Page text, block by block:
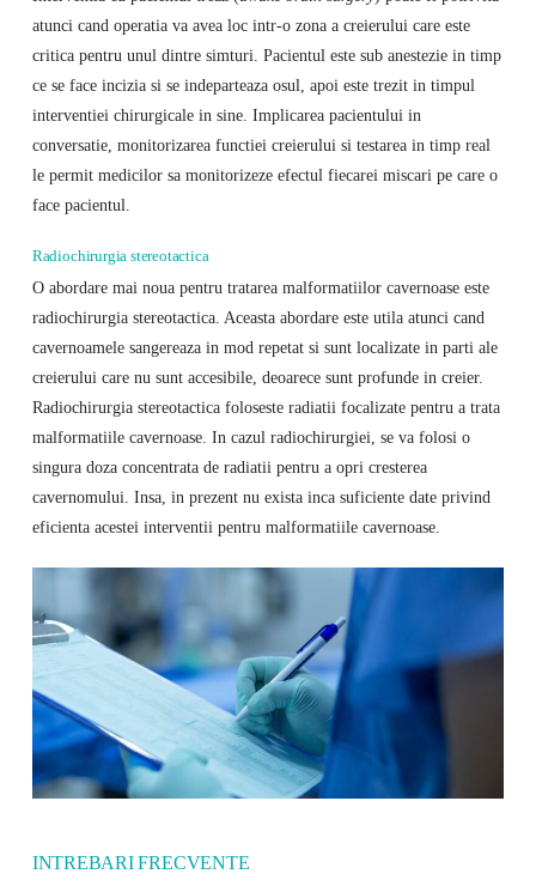
atunci cand operatia va avea loc intr-o zona a creierului care este
critica pentru unul dintre simturi. Pacientul este sub anestezie in timp
ce se face incizia si se indeparteaza osul, apoi este trezit in timpul
interventiei chirurgicale in sine. Implicarea pacientului in
conversatie, monitorizarea functiei creierului si testarea in timp real
le permit medicilor sa monitorizeze efectul fiecarei miscari pe care o
face pacientul.
Radiochirurgia stereotactica
O abordare mai noua pentru tratarea malformatiilor cavernoase este
radiochirurgia stereotactica. Aceasta abordare este utila atunci cand
cavernoamele sangereaza in mod repetat si sunt localizate in parti ale
creierului care nu sunt accesibile, deoarece sunt profunde in creier.
Radiochirurgia stereotactica foloseste radiatii focalizate pentru a trata
malformatiile cavernoase. In cazul radiochirurgiei, se va folosi o
singura doza concentrata de radiatii pentru a opri cresterea
cavernomului. Insa, in prezent nu exista inca suficiente date privind
eficienta acestei interventii pentru malformatiile cavernoase.
INTREBARI FRECVENTE